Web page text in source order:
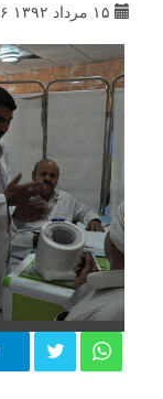
۱۵ مرداد ۱۳۹۲ ۱۷:۴۶